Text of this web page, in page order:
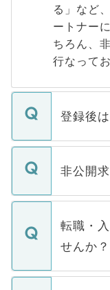
る」など
ートナー
ちろん、
行なって
登録後
ご登録い
登録内容
ます。通
いただき
非公開
マイナビ
うち約3
けない「
下記の理
ません。
転職・
せんか？
転職・入